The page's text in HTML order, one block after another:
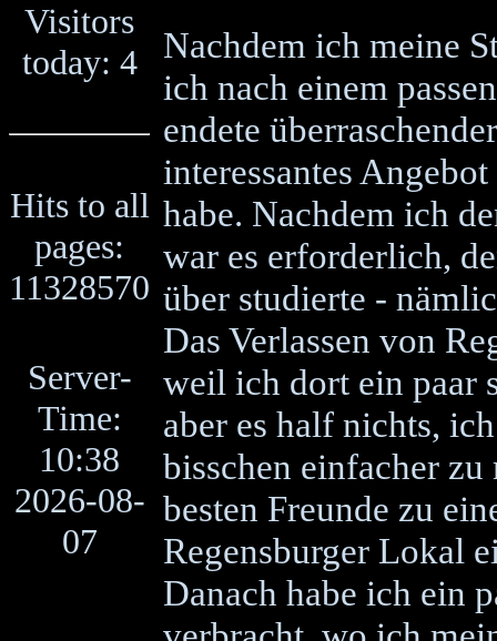
Visitors
today: 4
Hits to all
pages:
11328570
Server-
Time:
10:38
2026-08-
07
Nachdem ich meine
ich nach einem
endete
interessantes
habe. Nachdem ich
war es erforderlich,
über studierte -
Das Verlassen von
weil ich dort ein paar
aber es half nichts,
bisschen einfacher zu
besten Freunde zu
Regensburger Lokal
Danach habe ich ein